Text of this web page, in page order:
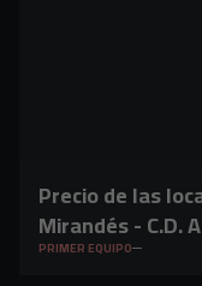
Precio de las
Mirandés - C.D.
PRIMER EQUIPO